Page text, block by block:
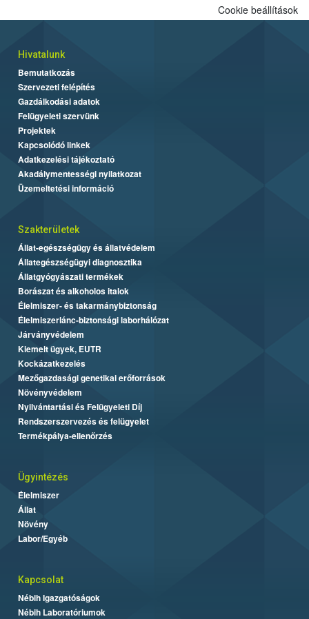
Cookie beállítások
Hivatalunk
Bemutatkozás
Szervezeti felépítés
Gazdálkodási adatok
Felügyeleti szervünk
Projektek
Kapcsolódó linkek
Adatkezelési tájékoztató
Akadálymentességi nyilatkozat
Üzemeltetési információ
Szakterületek
Állat-egészségügy és állatvédelem
Állategészségügyi diagnosztika
Állatgyógyászati termékek
Borászat és alkoholos italok
Élelmiszer- és takarmánybiztonság
Élelmiszerlánc-biztonsági laborhálózat
Járványvédelem
Kiemelt ügyek, EUTR
Kockázatkezelés
Mezőgazdasági genetikai erőforrások
Növényvédelem
Nyilvántartási és Felügyeleti Díj
Rendszerszervezés és felügyelet
Termékpálya-ellenőrzés
Ügyintézés
Élelmiszer
Állat
Növény
Labor/Egyéb
Kapcsolat
Nébih Igazgatóságok
Nébih Laboratóriumok